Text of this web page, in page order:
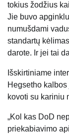
tokius žodžius
Jie buvo
numušdami
standartų
darote. Ir jei tai
Išskirtiniame
Hegsetho
kovoti su kariniu
„Kol kas DoD
priekabiavimo